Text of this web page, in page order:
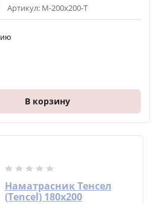
Артикул: М-200х200-Т
В корзину
Наматрасник Тенсел
(Tencel) 180х200